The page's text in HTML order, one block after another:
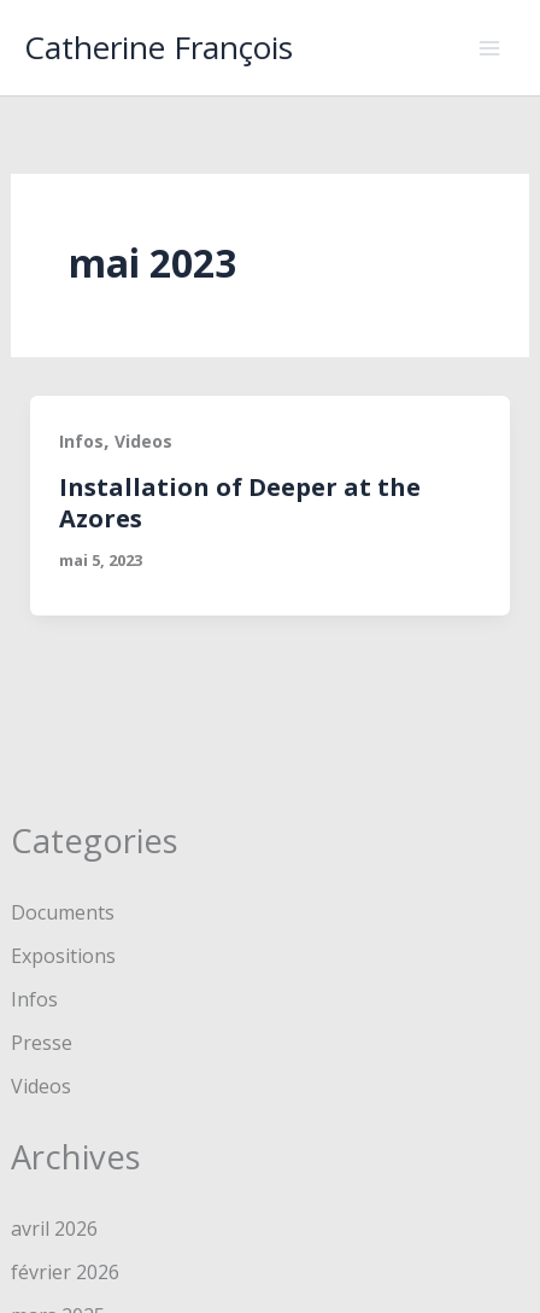
Catherine François
Categories
Documents
Expositions
Infos
Presse
Videos
Archives
avril 2026
février 2026
mai 2023
Infos, Videos
Installation of Deeper at the
Azores
mai 5, 2023